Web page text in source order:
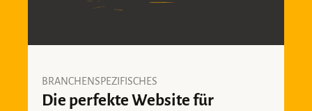
BRANCHENSPEZIFISCHES
Die perfekte Website für